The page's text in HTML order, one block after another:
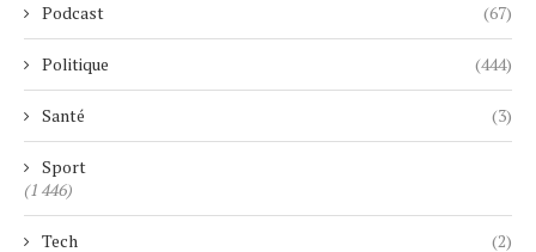
Podcast (67)
Politique (444)
Santé (3)
Sport
(1 446)
Tech (2)